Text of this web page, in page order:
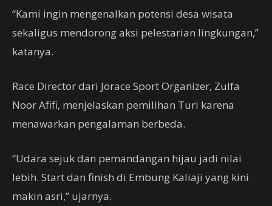
“Kami ingin mengenalkan potensi desa wisata
sekaligus mendorong aksi pelestarian lingkungan,”
katanya.
Race Director dari Jorace Sport Organizer, Zulfa
Noor Afifi, menjelaskan pemilihan Turi karena
menawarkan pengalaman berbeda.
“Udara sejuk dan pemandangan hijau jadi nilai
lebih. Start dan finish di Embung Kaliaji yang kini
makin asri,” ujarnya.